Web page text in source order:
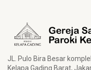
JL. Pulo Bira Besar
Kelapa Gading Barat,